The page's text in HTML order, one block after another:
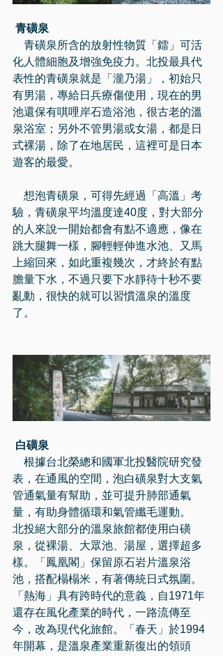
青磺泉
化人體細胞及增強免疫力。北投最具代
表性的青磺泉就是「瀧乃湯」，初始只
有男湯，專給日兵療傷使用，現在的男
池還保有唭哩岸石造浴池，很古老的溫
泉浴室；另外不管男湯或女湯，都是日
式裸湯，除了在地居民，這裡可是日本
遊客的最愛。
驗，青磺泉平均溫度達40度，對大部分
的人來說一開始都會有點不適應，像在
跳大腿舞一樣，腳輕輕伸進水池、又馬
上縮回來，如此重複幾次，才終於有點
膽量下水，不過只要下水靜待十秒不要
亂動，很快的就可以習慣溫泉的溫度
了。
白磺泉
表，在通風的空間，泡白磺泉對大支氣
管通氣量有幫助，並可提升肺部通氣
量，有助身體循環和氣管纖毛運動。
北投絕大部分的溫泉旅館都使用白磺
泉，從裸湯、大眾池、湯屋，選擇超多
樣。「鳳凰閣」保留原石岩片溫泉浴
池，搭配榻榻米，有著傳統日式氛圍。
「熱海」具有跨時代的意義，自1971年
還存在風化產業的時代，一路流傳至
今，改為現代化旅館。「春天」於1994
年開幕，是溫泉產業重新復出的領頭